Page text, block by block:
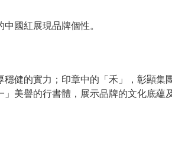
國紅展現品牌個性。
穩健的實力；印章中的「禾」，彰顯集
美譽的行書體，展示品牌的文化底蘊